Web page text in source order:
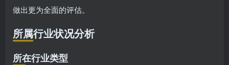
做出更为全面的评估。
所属行业状况分析
所在行业类型